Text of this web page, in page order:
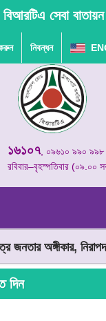
বিআরটিএ সেবা বাতায়ন
নিবন্ধন
১৬১০৭, ০৯৬১০ ৯৯০ ৯৯৮
রবিবার–বৃহস্পতিবার (০৯.০০
অঙ্গীকার,
দিন